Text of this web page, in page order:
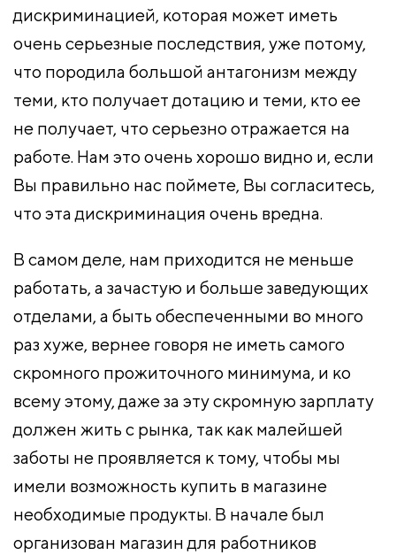
дискриминацией, которая может иметь
очень серьезные последствия, уже потому,
что породила большой антагонизм между
теми, кто получает дотацию и теми, кто ее
не получает, что серьезно отражается на
работе. Нам это очень хорошо видно и, если
Вы правильно нас поймете, Вы согласитесь,
что эта дискриминация очень вредна.
В самом деле, нам приходится не меньше
работать, а зачастую и больше заведующих
отделами, а быть обеспеченными во много
раз хуже, вернее говоря не иметь самого
скромного прожиточного минимума, и ко
всему этому, даже за эту скромную зарплату
должен жить с рынка, так как малейшей
заботы не проявляется к тому, чтобы мы
имели возможность купить в магазине
необходимые продукты. В начале был
организован магазин для работников